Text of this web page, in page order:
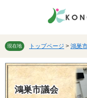
先
で
す。
を
ば
現在地 トップページ > 鴻巣
鴻巣市議会